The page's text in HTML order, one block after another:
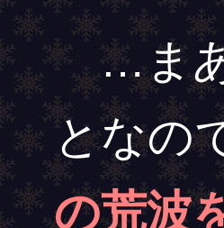
…まあ
となの
の荒波